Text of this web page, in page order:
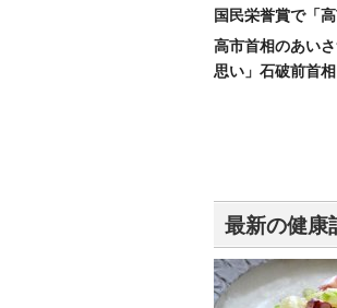
国民栄誉賞で「
高市首相のあい
思い」石破前首
最新の健康